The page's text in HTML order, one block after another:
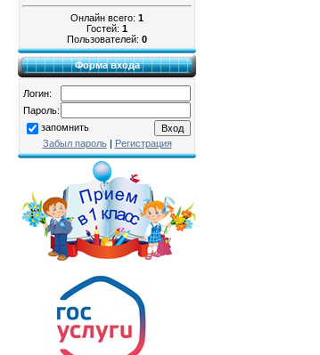
Онлайн всего: 1
Гостей: 1
Пользователей: 0
Форма входа
Логин:
Пароль:
запомнить
Забыл пароль| Регистрация